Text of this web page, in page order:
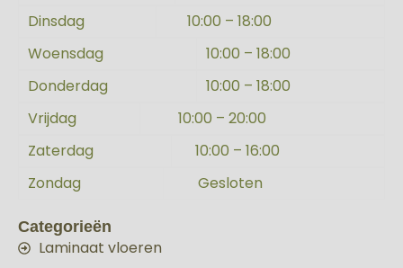
Dinsdag
10:00 – 18:00
Woensdag
10:00 – 18:00
Donderdag
10:00 – 18:00
Vrijdag
10:00 – 20:00
Zaterdag
10:00 – 16:00
Zondag
Gesloten
Categorieën
Laminaat vloeren